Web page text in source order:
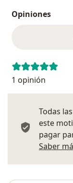
Opiniones
1 opinión
Todas
este
pagar
Saber